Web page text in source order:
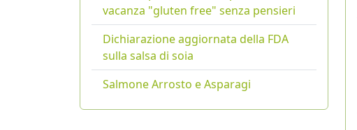
vacanza "gluten free" senza pensieri
Dichiarazione aggiornata della FDA
sulla salsa di soia
Salmone Arrosto e Asparagi